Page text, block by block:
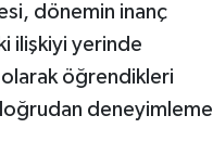
dönemin inanç
ilişkiyi yerinde
öğrendikleri
deneyimleme